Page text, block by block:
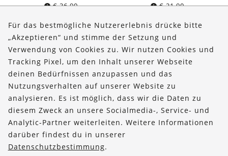
€36,90 €21,90
Über uns
Bestellungen
Kontakt & Hilfe
FOLLOW US
Für das bestmögliche Nutzererlebnis drücke bitte
„Akzeptieren“ und stimme der Setzung und
Verwendung von Cookies zu. Wir nutzen Cookies und
Tracking Pixel, um den Inhalt unserer Webseite
deinen Bedürfnissen anzupassen und das
Nutzungsverhalten auf unserer Website zu
analysieren. Es ist möglich, dass wir die Daten zu
diesem Zweck an unsere Socialmedia-, Service- und
Analytic-Partner weiterleiten. Weitere Informationen
darüber findest du in unserer
Datenschutzbestimmung.